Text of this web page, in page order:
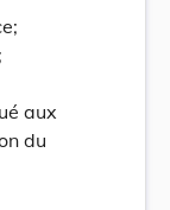
aux
du